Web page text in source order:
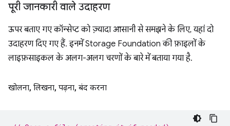
पूरी जानकारी वाले उदाहरण
ऊपर बताए गए कॉन्सेप्ट को ज़्यादा आसानी से समझने के लिए, यहां दो
उदाहरण दिए गए हैं. इनमें Storage Foundation की फ़ाइलों के
लाइफ़साइकल के अलग-अलग चरणों के बारे में बताया गया है.
खोलना, लिखना, पढ़ना, बंद करना